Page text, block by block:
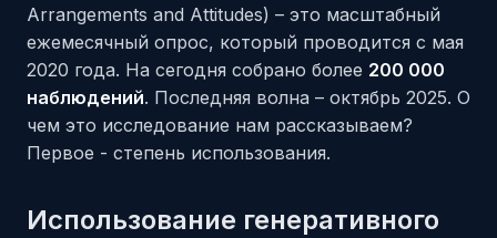
Arrangements and Attitudes) – это масштабный
ежемесячный опрос, который проводится с мая
2020 года. На сегодня собрано более 200 000
наблюдений. Последняя волна – октябрь 2025. О
чем это исследование нам рассказываем?
Первое - степень использования.
Использование генеративного